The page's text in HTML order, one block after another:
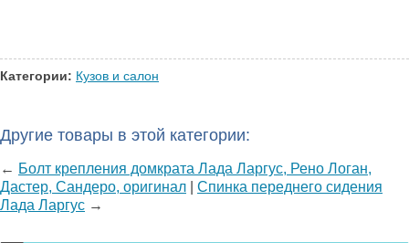
Категории: Кузов и салон
Другие товары в этой категории:
← Болт крепления домкрата Лада Ларгус, Рено Логан,
Дастер, Сандеро, оригинал
Спинка переднего сидения
Лада Ларгус →